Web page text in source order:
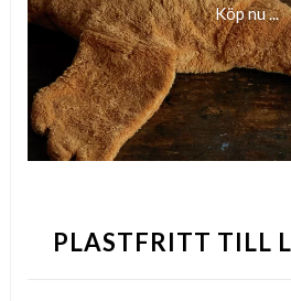
Köp nu ...
PLASTFRITT TILL